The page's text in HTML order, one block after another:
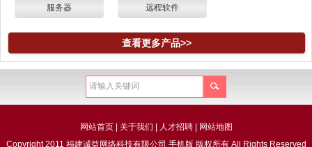
服务器 远程软件
查看更多产品>>
网站首页| 关于我们 人才招聘|
网站地图
Copyright 2011 福建诚益网络科技有限公司 手机版 版权所有 All Rights Reserved